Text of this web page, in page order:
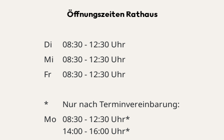
Öffnungszeiten Rathaus
Di
08:30 - 12:30 Uhr
Mi
08:30 - 12:30 Uhr
Fr
08:30 - 12:30 Uhr
*
Nur nach Terminvereinbarung:
Mo 08:30 - 12:30 Uhr*
14:00 - 16:00 Uhr*